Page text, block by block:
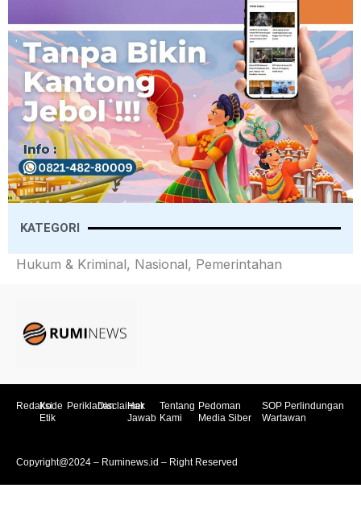
KATEGORI
Hukum & Kriminal, Nasional, Pemerintahan
RedaksiKode
Etik
PeriklananDisclaimer
Hak
Jawab
Tentang
Kami
Pedoman
Media Siber
SOP Perlindungan
Wartawan
Copyright@2024 – Ruminews.id – Right Reserved